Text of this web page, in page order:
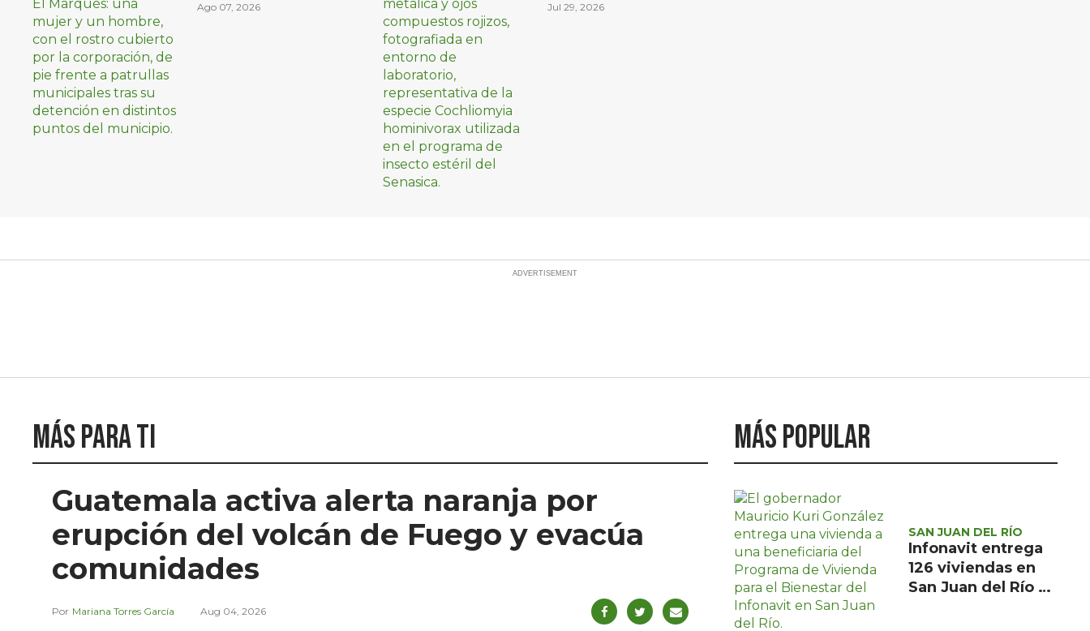
distintos narcóticos
Ago 07, 2026
el gusano
Jul 29, 2026
Más para ti
Guatemala activa alerta naranja por
erupción del volcán de Fuego y evacúa
comunidades
Mariana Torres García Aug 04, 2026
Más popular
SAN JUAN DEL RÍO
Infonavit entrega
126 viviendas en
San Juan del Río a